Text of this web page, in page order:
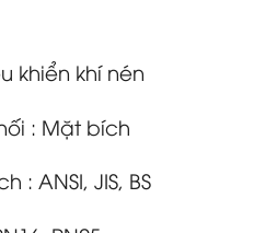
khiển khí nén
: Mặt bích
: ANSI, JIS, BS